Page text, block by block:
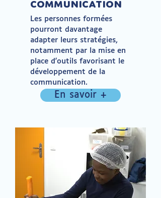
Les personnes formées
pourront davantage
adapter leurs stratégies,
notamment par la mise en
place d'outils favorisant le
développement de la
communication.
En savoir +